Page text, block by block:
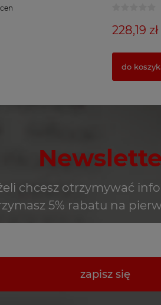
228,19 zł
do
chcesz otrzymywać
5% rabatu na
zapisz się